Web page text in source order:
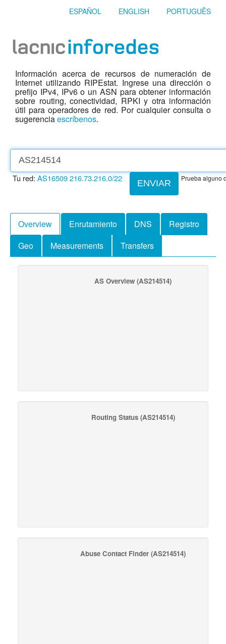
ESPAÑOL ENGLISH PORTUGUÊS
Información acerca de recursos de numeración de
Internet utilizando RIPEstat. Ingrese una dirección o
prefijo IPv4, IPv6 o un ASN para obtener información
sobre routing, conectividad, RPKI y otra información
útil para operadores de red. Por cualquier consulta o
sugerenciaescríbenos.
ENVIAR
Tu red: AS16509216.73.216.0/22 Prueba alguno
Overview Enrutamiento DNS
Registro
Geo
Measurements Transfers
AS Overview (AS214514)
Routing Status(AS214514)
Abuse Contact Finder (AS214514)